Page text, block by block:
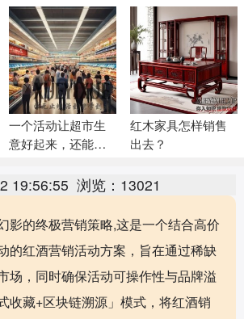
一个活动让超市生
意好起来，还能提
客户
红木家具怎样销售
出去？
19:56:55 浏览：13021
影的终极营销策略,这是一个结合高价
的红酒营销活动方案，旨在通过稀缺
场，同时确保活动可操作性与品牌溢
收藏+区块链溯源」模式，将红酒销